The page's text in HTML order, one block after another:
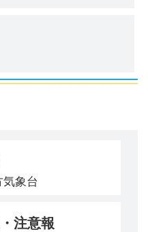
気象台
注意報